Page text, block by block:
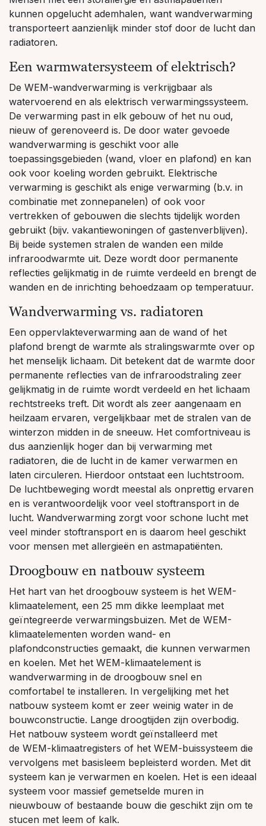
kunnen opgelucht ademhalen, want wandverwarming
transporteert aanzienlijk minder stof door de lucht dan
radiatoren.
Een warmwatersysteem of elektrisch?
De WEM-wandverwarming is verkrijgbaar als
watervoerend en als elektrisch verwarmingssysteem.
De verwarming past in elk gebouw of het nu oud,
nieuw of gerenoveerd is. De door water gevoede
wandverwarming is geschikt voor alle
toepassingsgebieden (wand, vloer en plafond) en kan
ook voor koeling worden gebruikt. Elektrische
verwarming is geschikt als enige verwarming (b.v. in
combinatie met zonnepanelen) of ook voor
vertrekken of gebouwen die slechts tijdelijk worden
gebruikt (bijv. vakantiewoningen of gastenverblijven).
Bij beide systemen stralen de wanden een milde
infraroodwarmte uit. Deze wordt door permanente
reflecties gelijkmatig in de ruimte verdeeld en brengt de
wanden en de inrichting behoedzaam op temperatuur.
Wandverwarming vs. radiatoren
Een oppervlakteverwarming aan de wand of het
plafond brengt de warmte als stralingswarmte over op
het menselijk lichaam. Dit betekent dat de warmte door
permanente reflecties van de infraroodstraling zeer
gelijkmatig in de ruimte wordt verdeeld en het lichaam
rechtstreeks treft. Dit wordt als zeer aangenaam en
heilzaam ervaren, vergelijkbaar met de stralen van de
winterzon midden in de sneeuw. Het comfortniveau is
dus aanzienlijk hoger dan bij verwarming met
radiatoren, die de lucht in de kamer verwarmen en
laten circuleren. Hierdoor ontstaat een luchtstroom.
De luchtbeweging wordt meestal als onprettig ervaren
en is verantwoordelijk voor veel stoftransport in de
lucht. Wandverwarming zorgt voor schone lucht met
veel minder stoftransport en is daarom heel geschikt
voor mensen met allergieën en astmapatiënten.
Droogbouw en natbouw systeem
Het hart van het droogbouw systeem is het WEM-
klimaatelement, een 25 mm dikke leemplaat met
geïntegreerde verwarmingsbuizen. Met de WEM-
klimaatelementen worden wand- en
plafondconstructies gemaakt, die kunnen verwarmen
en koelen. Met het WEM-klimaatelement is
wandverwarming in de droogbouw snel en
comfortabel te installeren. In vergelijking met het
natbouw systeem komt er zeer weinig water in de
bouwconstructie. Lange droogtijden zijn overbodig.
Het natbouw systeem wordt geïnstalleerd met
de WEM-klimaatregisters of het WEM-buissysteem die
vervolgens met basisleem bepleisterd worden. Met dit
systeem kan je verwarmen en koelen. Het is een ideaal
systeem voor massief gemetselde muren in
nieuwbouw of bestaande bouw die geschikt zijn om te
stucen met leem of kalk.